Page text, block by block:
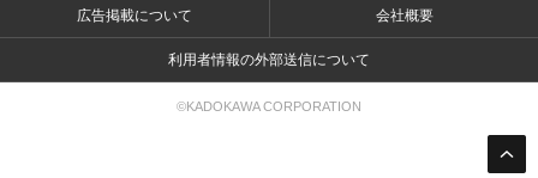
広告掲載について 会社概要
利用者情報の外部送信について
©KADOKAWA CORPORATION